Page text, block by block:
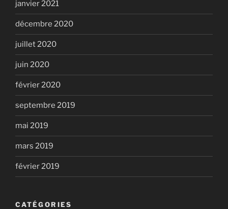
janvier 2021
décembre 2020
juillet 2020
juin 2020
février 2020
septembre 2019
mai 2019
mars 2019
février 2019
CATÉGORIES